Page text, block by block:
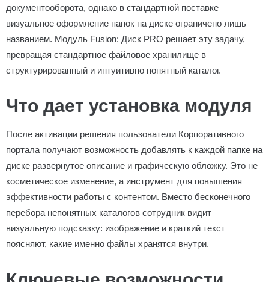
документооборота, однако в стандартной поставке
визуальное оформление папок на диске ограничено лишь
названием. Модуль Fusion: Диск PRO решает эту задачу,
превращая стандартное файловое хранилище в
структурированный и интуитивно понятный каталог.
Что дает установка модуля
После активации решения пользователи Корпоративного
портала получают возможность добавлять к каждой папке на
диске развернутое описание и графическую обложку. Это не
косметическое изменение, а инструмент для повышения
эффективности работы с контентом. Вместо бесконечного
перебора непонятных каталогов сотрудник видит
визуальную подсказку: изображение и краткий текст
поясняют, какие именно файлы хранятся внутри.